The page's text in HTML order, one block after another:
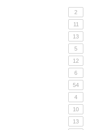
2
11
13
5
12
6
54
4
10
13